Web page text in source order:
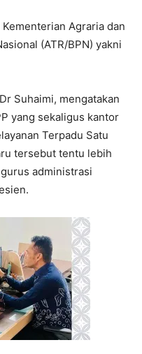
Agraria dan
(ATR/BPN) yakni
Suhaimi, mengatakan
yang sekaligus kantor
Terpadu Satu
tersebut tentu lebih
administrasi